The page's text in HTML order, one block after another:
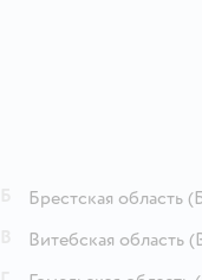
Брестская область
Витебская область